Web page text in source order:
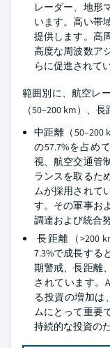
レーダー、地形
います。高い帯
提供します。高
高度な周波数ア
らに促進されて
範囲別に、航空レ
（50–200 km）、
中距離（50–200
の57.7%を占め
視、航空交通管
ランスを取るた
ムが採用されて
す。その軍事お
調達および統合
長距離（>200
7.3%で成長する
期警戒、長距離
されています。
る投資の増加は
ムにとって重要
持続的な投資の